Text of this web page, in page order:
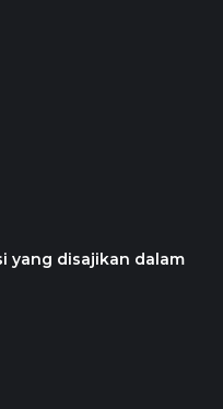
yang disajikan dalam